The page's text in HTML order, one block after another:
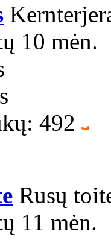
10 mėn.
492
Rusų
11 mėn.